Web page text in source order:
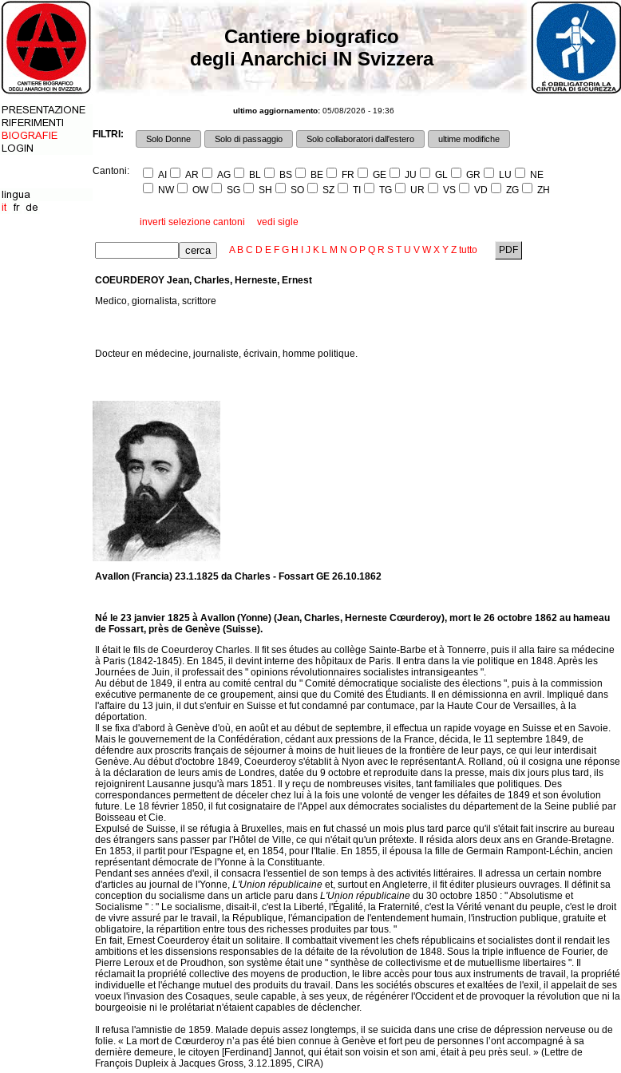
Cantiere biografico
degli Anarchici IN Svizzera
ultimo aggiornamento: 05/08/2026 - 19:36
FILTRI: Solo Donne Solo di passaggio Solo collaboratori dall'estero ultime modifiche
Cantoni: AI AR AG BL BS BE FR GE JU GL GR LU
NE
NW
OW SG SH SO SZ TI TG UR VS VD ZG ZH
inverti selezione cantoni vedi sigle
A B C D E F G H J K L M N O P Q R S T U V W X Y Z tutto PDF
COEURDEROY Jean, Charles, Herneste, Ernest
Medico, giornalista, scrittore
Docteur en médecine, journaliste, écrivain, homme politique.
Avallon (Francia) 23.1.1825 da Charles - Fossart GE 26.10.1862
Né le 23 janvier 1825 à Avallon (Yonne) (Jean, Charles, Herneste Cœurderoy), mort le 26 octobre 1862 au hameau
de Fossart, près de Genève (Suisse).
Il était le fils de Coeurderoy Charles. Il fit ses études au collège Sainte-Barbe et à Tonnerre, puis il alla faire sa médecine
à Paris (1842-1845). En 1845, il devint interne des hôpitaux de Paris. Il entra dans la vie politique en 1848. Après les
Journées de Juin, il professait des " opinions révolutionnaires socialistes intransigeantes ".
Au début de 1849, il entra au comité central du " Comité démocratique socialiste des élections ", puis à la commission
exécutive permanente de ce groupement, ainsi que du Comité des Étudiants. Il en démissionna en avril. Impliqué dans
l'affaire du 13 juin, il dut s'enfuir en Suisse et fut condamné par contumace, par la Haute Cour de Versailles, à la
déportation.
Il se fixa d'abord à Genève d'où, en août et au début de septembre, il effectua un rapide voyage en Suisse et en Savoie.
Mais le gouvernement de la Confédération, cédant aux pressions de la France, décida, le 11 septembre 1849, de
défendre aux proscrits français de séjourner à moins de huit lieues de la frontière de leur pays, ce qui leur interdisait
Genève. Au début d'octobre 1849, Coeurderoy s'établit à Nyon avec le représentant A. Rolland, où il cosigna une réponse
à la déclaration de leurs amis de Londres, datée du 9 octobre et reproduite dans la presse, mais dix jours plus tard, ils
rejoignirent Lausanne jusqu'à mars 1851. Il y reçu de nombreuses visites, tant familiales que politiques. Des
correspondances permettent de déceler chez lui à la fois une volonté de venger les défaites de 1849 et son évolution
future. Le 18 février 1850, il fut cosignataire de l'Appel aux démocrates socialistes du département de la Seine publié par
Boisseau et Cie.
Expulsé de Suisse, il se réfugia à Bruxelles, mais en fut chassé un mois plus tard parce qu'il s'était fait inscrire au bureau
des étrangers sans passer par l'Hôtel de Ville, ce qui n'était qu'un prétexte. Il résida alors deux ans en Grande-Bretagne.
En 1853, il partit pour l'Espagne et, en 1854, pour l'Italie. En 1855, il épousa la fille de Germain Rampont-Léchin, ancien
représentant démocrate de l'Yonne à la Constituante.
Pendant ses années d'exil, il consacra l'essentiel de son temps à des activités littéraires. Il adressa un certain nombre
d'articles au journal de l'Yonne, L'Union républicaine et, surtout en Angleterre, il fit éditer plusieurs ouvrages. Il définit sa
conception du socialisme dans un article paru dans L'Union républicaine du 30 octobre 1850 : " Absolutisme et
Socialisme " : " Le socialisme, disait-il, c'est la Liberté, l'Égalité, la Fraternité, c'est la Vérité venant du peuple, c'est le droit
de vivre assuré par le travail, la République, l'émancipation de l'entendement humain, l'instruction publique, gratuite et
obligatoire, la répartition entre tous des richesses produites par tous. "
En fait, Ernest Coeurderoy était un solitaire. Il combattait vivement les chefs républicains et socialistes dont il rendait les
ambitions et les dissensions responsables de la défaite de la révolution de 1848. Sous la triple influence de Fourier, de
Pierre Leroux et de Proudhon, son système était une " synthèse de collectivisme et de mutuellisme libertaires ". Il
réclamait la propriété collective des moyens de production, le libre accès pour tous aux instruments de travail, la propriété
individuelle et l'échange mutuel des produits du travail. Dans les sociétés obscures et exaltées de l'exil, il appelait de ses
voeux l'invasion des Cosaques, seule capable, à ses yeux, de régénérer l'Occident et de provoquer la révolution que ni la
bourgeoisie ni le prolétariat n'étaient capables de déclencher.
Il refusa l'amnistie de 1859. Malade depuis assez longtemps, il se suicida dans une crise de dépression nerveuse ou de
folie. « La mort de Cœurderoy n’a pas été bien connue à Genève et fort peu de personnes l’ont accompagné à sa
dernière demeure, le citoyen [Ferdinand] Jannot, qui était son voisin et son ami, était à peu près seul. » (Lettre de
François Dupleix à Jacques Gross, 3.12.1895, CIRA)